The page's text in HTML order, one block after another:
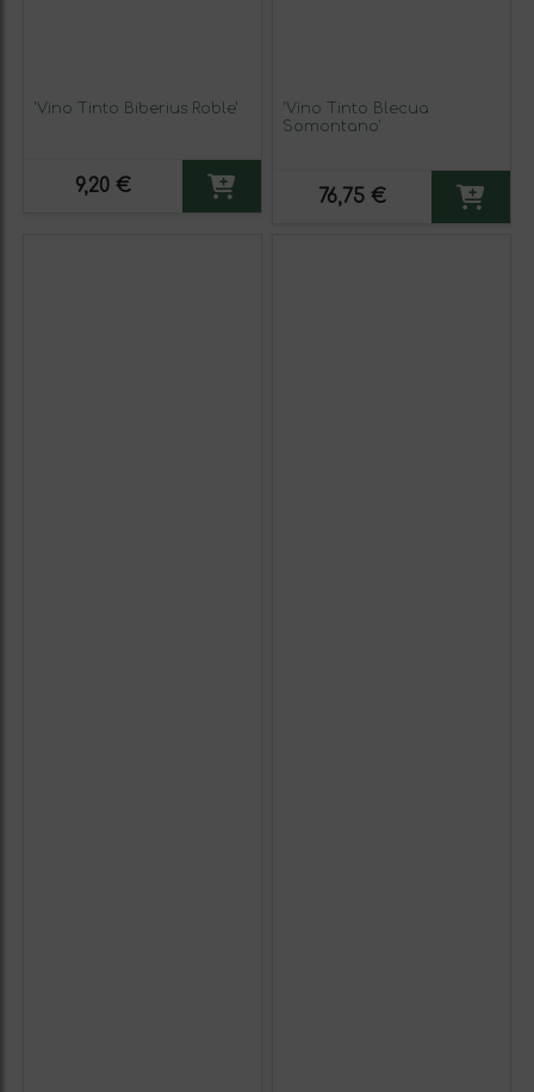
'Vino Tinto Biberius Roble'
9,20 €
'Vino Tinto Blecua
Somontano'
76,75 €